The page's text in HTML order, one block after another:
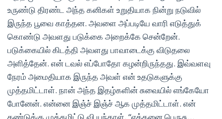
உருண்டு திரண்ட அந்த கனிகள் உறுதியாக நின்று நடுவில்
இருந்த பூவை காத்தன. அவளை அப்படியே வாரி எடுத்துக்
கொண்டு அவளது படுக்கை அறைக்கே சென்றேன்.
படுக்கையில் கிடத்தி அவளது பாவாடைக்கு விடுதலை
அளித்தேன். என் டவல் எப்போதோ கழன்றிருந்தது. இவ்வளவு
நேரம் அமைதியாக இருந்த அவள் என் உதடுகளுக்கு
முத்தமிட்டாள். நான் அந்த இதழ்களின் சுவையில் எங்கேயோ
போனேன். என்னை இஞ்ச் இஞ்ச் ஆக முத்தமிட்டாள். என்